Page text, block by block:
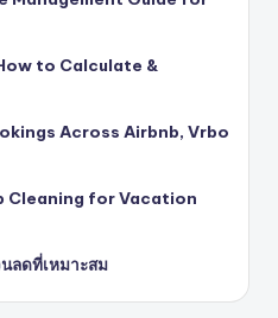
to Calculate &
Across Airbnb, Vrbo
Cleaning for Vacation
ลดที่เหมาะสม